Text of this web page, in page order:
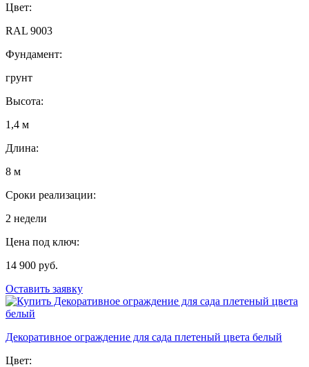
Цвет:
RAL 9003
Фундамент:
грунт
Высота:
1,4 м
Длина:
8 м
Сроки реализации:
2 недели
Цена под ключ:
14 900 руб.
Оставить заявку
Декоративное ограждение для сада плетеный цвета белый
Цвет: